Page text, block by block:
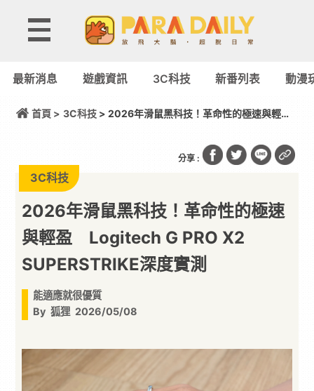
最新消息 遊戲資訊 3C科技 新番列表 動漫
首頁 > 3C科技> 2026年滑鼠黑科技！革命性的極速與輕
分享 :
3C科技
2026年滑鼠黑科技！革命性的極速
與輕盈 Logitech G PRO X2
SUPERSTRIKE深度實測
能適應就很優質
By 狐狸 2026/05/08